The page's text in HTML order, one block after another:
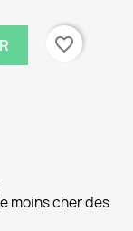
favorite_border
moins cher des